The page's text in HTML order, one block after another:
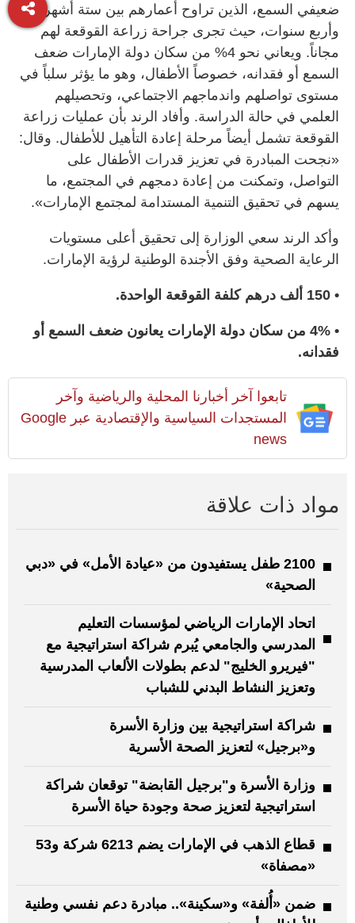
ضعيفي السمع، الذين تراوح أعمارهم بين ستة أشهر
وأربع سنوات، حيث تجرى جراحة زراعة القوقعة لهم
مجاناً. ويعاني نحو 4% من سكان دولة الإمارات ضعف
السمع أو فقدانه، خصوصاً الأطفال، وهو ما يؤثر سلباً في
مستوى تواصلهم واندماجهم الاجتماعي، وتحصيلهم
العلمي في حالة الدراسة. وأفاد الرند بأن عمليات زراعة
القوقعة تشمل أيضاً مرحلة إعادة التأهيل للأطفال. وقال:
«نجحت المبادرة في تعزيز قدرات الأطفال على
التواصل، وتمكنت من إعادة دمجهم في المجتمع، ما
يسهم في تحقيق التنمية المستدامة لمجتمع الإمارات».
وأكد الرند سعي الوزارة إلى تحقيق أعلى مستويات
الرعاية الصحية وفق الأجندة الوطنية لرؤية الإمارات.
• 150 ألف درهم كلفة القوقعة الواحدة.
• 4% من سكان دولة الإمارات يعانون ضعف السمع أو
فقدانه.
تابعوا آخر أخبارنا المحلية والرياضية وآخر
المستجدات السياسية والإقتصادية عبر Google
news
مواد ذات علاقة
2100 طفل يستفيدون من «عيادة الأمل» في «دبي
الصحية»
اتحاد الإمارات الرياضي لمؤسسات التعليم
المدرسي والجامعي يُبرم شراكة استراتيجية مع
"فيريرو الخليج" لدعم بطولات الألعاب المدرسية
وتعزيز النشاط البدني للشباب
شراكة استراتيجية بين وزارة الأسرة
و«برجيل» لتعزيز الصحة الأسرية
وزارة الأسرة و"برجيل القابضة" توقعان شراكة
استراتيجية لتعزيز صحة وجودة حياة الأسرة
قطاع الذهب في الإمارات يضم 6213 شركة و53
«مصفاة»
ضمن «أُلفة» و«سكينة».. مبادرة دعم نفسي وطنية